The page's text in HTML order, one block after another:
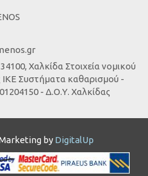
Χαλκίδα Στοιχεία νομικού
Συστήματα καθαρισμού -
- Δ.Ο.Υ. Χαλκίδας
by DigitalUp